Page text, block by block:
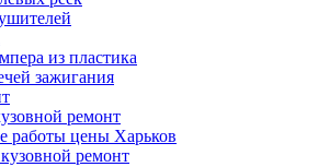
из пластика
зажигания
ремонт
работы цены Харьков
ремонт